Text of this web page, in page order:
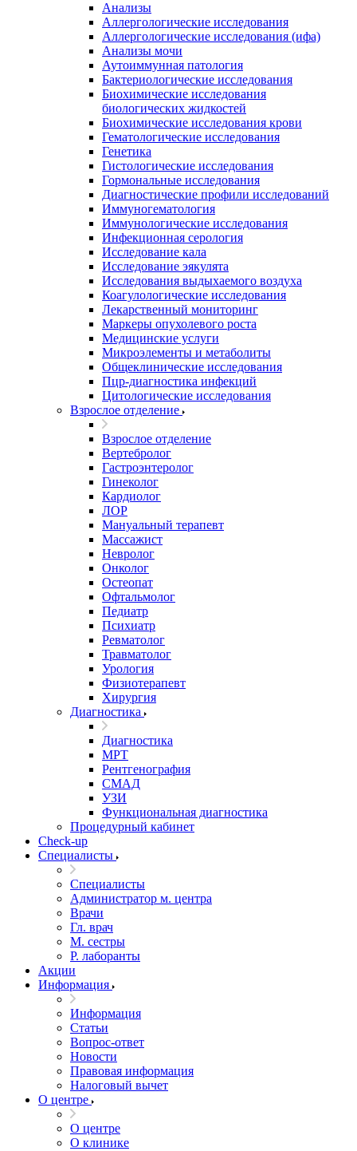
Анализы
Аллергологические исследования
Аллергологические исследования (ифа)
Анализы мочи
Аутоиммунная патология
Бактериологические исследования
Биохимические исследования
биологических жидкостей
Биохимические исследования крови
Гематологические исследования
Генетика
Гистологические исследования
Гормональные исследования
Диагностические профили исследований
Иммуногематология
Иммунологические исследования
Инфекционная серология
Исследование кала
Исследование эякулята
Исследования выдыхаемого воздуха
Коагулологические исследования
Лекарственный мониторинг
Маркеры опухолевого роста
Медицинские услуги
Микроэлементы и метаболиты
Общеклинические исследования
Пцр-диагностика инфекций
Цитологические исследования
Взрослое отделение
Взрослое отделение
Вертебролог
Гастроэнтеролог
Гинеколог
Кардиолог
ЛОР
Мануальный терапевт
Массажист
Невролог
Онколог
Остеопат
Офтальмолог
Педиатр
Психиатр
Ревматолог
Травматолог
Урология
Физиотерапевт
Хирургия
Диагностика
Диагностика
МРТ
Рентгенография
СМАД
УЗИ
Функциональная диагностика
Процедурный кабинет
Cheсk-up
Специалисты
Специалисты
Администратор м. центра
Врачи
Гл. врач
М. сестры
Р. лаборанты
Акции
Информация
Информация
Статьи
Вопрос-ответ
Новости
Правовая информация
Налоговый вычет
О центре
О центре
О клинике